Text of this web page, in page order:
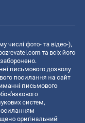
числі фото- та відео-),
та всіх його
письмового дозволу
посилання на сайт
письмового
систем,
оригінальний